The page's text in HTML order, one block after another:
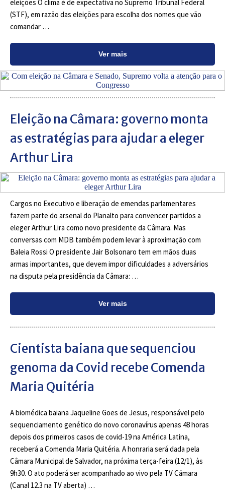
eleições O clima é de expectativa no Supremo Tribunal Federal
(STF), em razão das eleições para escolha dos nomes que vão
comandar …
Ver mais
Eleição na Câmara: governo monta
as estratégias para ajudar a eleger
Arthur Lira
Cargos no Executivo e liberação de emendas parlamentares
fazem parte do arsenal do Planalto para convencer partidos a
eleger Arthur Lira como novo presidente da Câmara. Mas
conversas com MDB também podem levar à aproximação com
Baleia Rossi O presidente Jair Bolsonaro tem em mãos duas
armas importantes, que devem impor dificuldades a adversários
na disputa pela presidência da Câmara: …
Ver mais
Cientista baiana que sequenciou
genoma da Covid recebe Comenda
Maria Quitéria
A biomédica baiana Jaqueline Goes de Jesus, responsável pelo
sequenciamento genético do novo coronavírus apenas 48 horas
depois dos primeiros casos de covid-19 na América Latina,
receberá a Comenda Maria Quitéria. A honraria será dada pela
Câmara Municipal de Salvador, na próxima terça-feira (12/1), às
9h30. O ato poderá ser acompanhado ao vivo pela TV Câmara
(Canal 12.3 na TV aberta) …